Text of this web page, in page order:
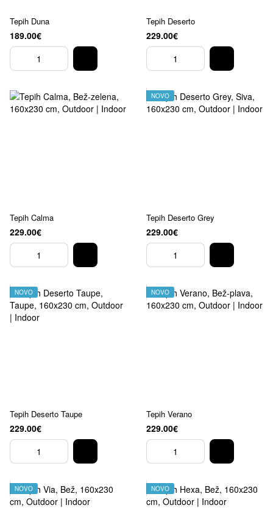
Tepih Duna
189.00€
Tepih Deserto
229.00€
Tepih Calma
229.00€
NOVO
Tepih Deserto Grey
229.00€
NOVO
Tepih Deserto Taupe
229.00€
NOVO
Tepih Verano
229.00€
NOVO NOVO